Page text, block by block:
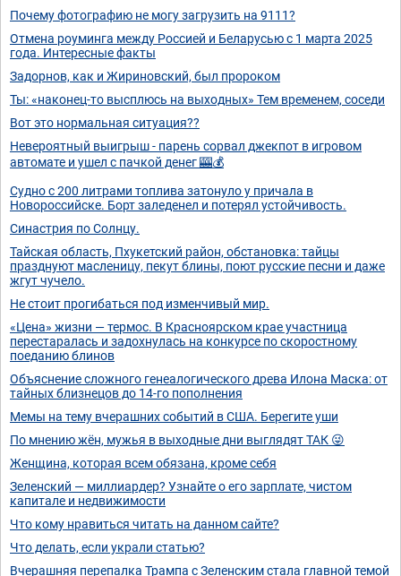
Почему фотографию не могу загрузить на 9111?
Отмена роуминга между Россией и Беларусью с 1 марта 2025
года. Интересные факты
Задорнов, как и Жириновский, был пророком
Ты: «наконец-то высплюсь на выходных» Тем временем, соседи
Вот это нормальная ситуация??
Невероятный выигрыш - парень сорвал джекпот в игровом
автомате и ушел с пачкой денег 🎰💰
Судно с 200 литрами топлива затонуло у причала в
Новороссийске. Борт заледенел и потерял устойчивость.
Синастрия по Солнцу.
Тайская область, Пхукетский район, обстановка: тайцы
празднуют масленицу, пекут блины, поют русские песни и даже
жгут чучело.
Не стоит прогибаться под изменчивый мир.
«Цена» жизни — термос. В Красноярском крае участница
перестаралась и задохнулась на конкурсе по скоростному
поеданию блинов
Объяснение сложного генеалогического древа Илона Маска: от
тайных близнецов до 14-го пополнения
Мемы на тему вчерашних событий в США. Берегите уши
По мнению жён, мужья в выходные дни выглядят ТАК 😜
Женщина, которая всем обязана, кроме себя
Зеленский — миллиардер? Узнайте о его зарплате, чистом
капитале и недвижимости
Что кому нравиться читать на данном сайте?
Что делать, если украли статью?
Вчерашняя перепалка Трампа с Зеленским стала главной темой